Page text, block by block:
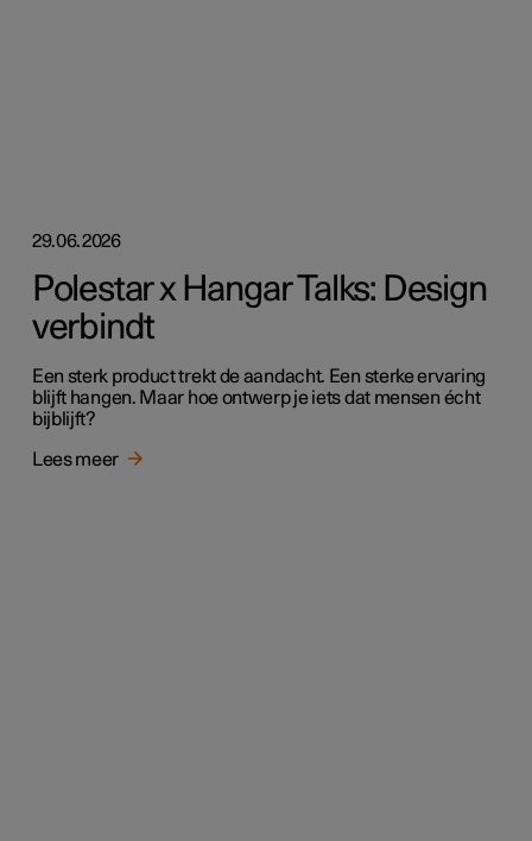
29.06.2026
Polestar x Hangar Talks: Design
verbindt
Een sterk product trekt de aandacht. Een sterke ervaring
blijft hangen. Maar hoe ontwerp je iets dat mensen écht
bijblijft?
Lees meer